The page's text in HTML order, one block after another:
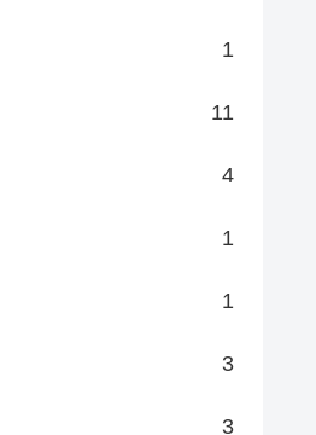
1
11
4
1
1
3
3